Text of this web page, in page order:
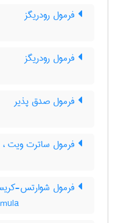
فرمول رودریگز
فرمول رودریگز
فرمول صدق پذیر
فرمول ساترت ویت
فرمول شوارتس-